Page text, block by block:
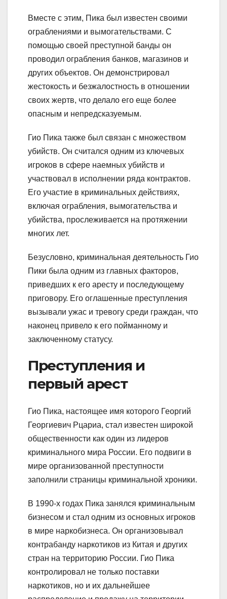
Вместе с этим, Пика был известен своими
ограблениями и вымогательствами. С
помощью своей преступной банды он
проводил ограбления банков, магазинов и
других объектов. Он демонстрировал
жестокость и безжалостность в отношении
своих жертв, что делало его еще более
опасным и непредсказуемым.
Гио Пика также был связан с множеством
убийств. Он считался одним из ключевых
игроков в сфере наемных убийств и
участвовал в исполнении ряда контрактов.
Его участие в криминальных действиях,
включая ограбления, вымогательства и
убийства, прослеживается на протяжении
многих лет.
Безусловно, криминальная деятельность Гио
Пики была одним из главных факторов,
приведших к его аресту и последующему
приговору. Его оглашенные преступления
вызывали ужас и тревогу среди граждан, что
наконец привело к его пойманному и
заключенному статусу.
Преступления и
первый арест
Гио Пика, настоящее имя которого Георгий
Георгиевич Рцариа, стал известен широкой
общественности как один из лидеров
криминального мира России. Его подвиги в
мире организованной преступности
заполнили страницы криминальной хроники.
В 1990-х годах Пика занялся криминальным
бизнесом и стал одним из основных игроков
в мире наркобизнеса. Он организовывал
контрабанду наркотиков из Китая и других
стран на территорию России. Гио Пика
контролировал не только поставки
наркотиков, но и их дальнейшее